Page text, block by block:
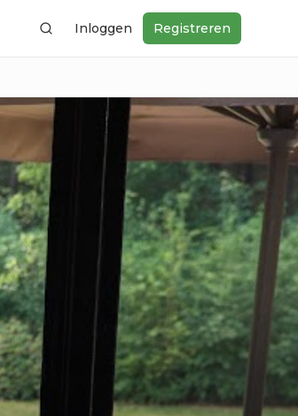
ZoekenInloggen Registreren